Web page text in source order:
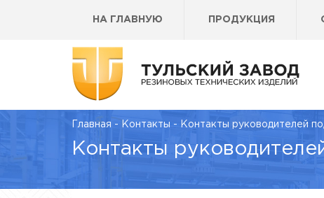
НА ГЛАВНУЮ ПРОДУКЦИЯ
Главная - Контакты - Контакты руководителей
Контакты